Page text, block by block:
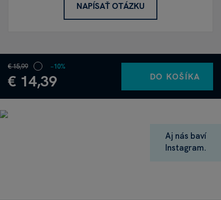
NAPÍSAŤ OTÁZKU
€ 15,99
€ 14,39
−10%
DO KOŠÍKA
Aj nás baví
Instagram.